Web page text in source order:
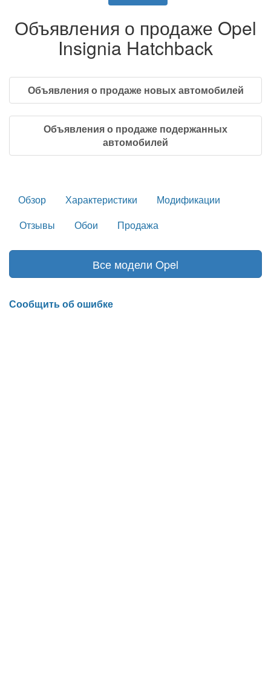
Объявления о продаже Opel
Insignia Hatchback
Объявления о продаже новых автомобилей
Объявления о продаже подержанных
автомобилей
Обзор Характеристики
Модификации
Отзывы
Обои Продажа
Все модели Opel
Сообщить об ошибке